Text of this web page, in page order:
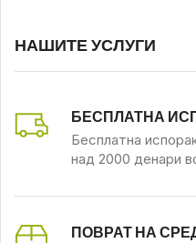
НАШИТЕ УСЛУГИ
БЕСПЛАТНА
Бесплатна
над 2000 денари
ПОВРАТ НА